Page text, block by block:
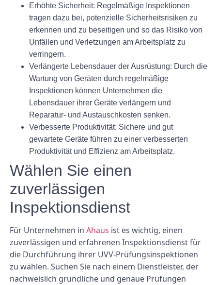
Erhöhte Sicherheit: Regelmäßige Inspektionen
tragen dazu bei, potenzielle Sicherheitsrisiken zu
erkennen und zu beseitigen und so das Risiko von
Unfällen und Verletzungen am Arbeitsplatz zu
verringern.
Verlängerte Lebensdauer der Ausrüstung: Durch die
Wartung von Geräten durch regelmäßige
Inspektionen können Unternehmen die
Lebensdauer ihrer Geräte verlängern und
Reparatur- und Austauschkosten senken.
Verbesserte Produktivität: Sichere und gut
gewartete Geräte führen zu einer verbesserten
Produktivität und Effizienz am Arbeitsplatz.
Wählen Sie einen
zuverlässigen
Inspektionsdienst
Für Unternehmen in Ahaus ist es wichtig, einen
zuverlässigen und erfahrenen Inspektionsdienst für
die Durchführung ihrer UVV-Prüfungsinspektionen
zu wählen. Suchen Sie nach einem Dienstleister, der
nachweislich gründliche und genaue Prüfungen